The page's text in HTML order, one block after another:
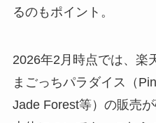
るのもポイント。
2026年2月時点では、楽
まごっちパラダイス（
Jade Forest等）の販売